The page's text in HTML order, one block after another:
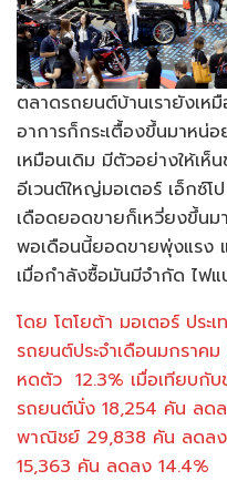
ตลาดรถยนต์บ้านเรายังเ
อาการก็กระเตื้องขึ้นมาห
เหมือนเดิม มีตัวอย่างให้เ
อีเวนต์ใหญ่มอเตอร์ เอ็กซ์
เดือดยอดขายก็เหวี่ยงขึ้น
พอเดือนนี้ยอดขายพุ่งแรง
เมื่อกำลังซื้อมันมีจำกัด ไฟ
โดย โตโยต้า มอเตอร์ ประ
รถยนต์ประจำเดือนมกรา
หดตัว 12.3% เมื่อเทียบกั
รถยนต์นั่ง 18,254 คัน ลด
พาณิชย์ 29,838 คัน ลดลง
15,363 คัน ลดลง 14.4%